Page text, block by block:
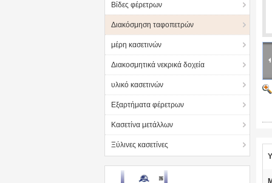
Βίδες φέρετρων
Διακόσμηση ταφοπετρών
μέρη κασετινών
Διακοσμητικά νεκρικά δοχεία
υλικό κασετινών
Εξαρτήματα φέρετρων
Κασετίνα μετάλλων
Ξύλινες κασετίνες